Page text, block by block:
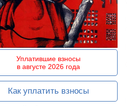
Уплатившие взносы
в августе 2026 года
Как уплатить взносы